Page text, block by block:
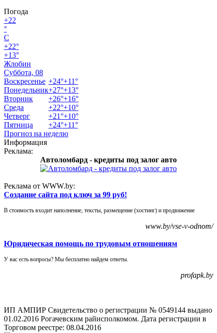
Погода
+22
°
C
+22°
+13°
Жлобин
Суббота, 08
Воскресенье +24°+11°
Понедельник+27°+13°
Вторник
+26°+16°
Среда
+22°+10°
Четверг
+21°+10°
Пятница
+24°+11°
Прогноз на неделю
Информация
Реклама:
Автоломбард - кредиты под залог авто
Реклама от WWW.by:
Создание сайта под ключ за 99 руб!
В стоимость входит наполнение, тексты, размещение (хостинг) и продвижение
www.by/vse-v-odnom/
Юридическая помощь по трудовым отношениям
У вас есть вопросы? Мы бесплатно найдем ответы.
profapk.by
ИП АМПИР Свидетельство о регистрации № 0549144 выдано
01.02.2016 Рогачевским райисполкомом. Дата регистрации в
Торговом реестре: 08.04.2016